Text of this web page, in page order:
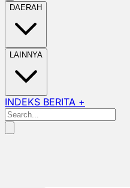
DAERAH
LAINNYA
INDEKS BERITA +